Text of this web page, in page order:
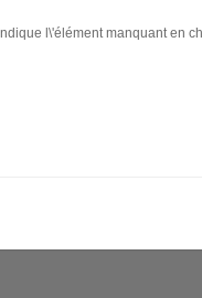
(Indique l\'élément manquant en